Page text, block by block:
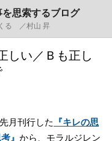
思索するブログ
る ／村山 昇
しい／Ｂも正し
月刊行した
『キレの思
』 から、モラルジレン